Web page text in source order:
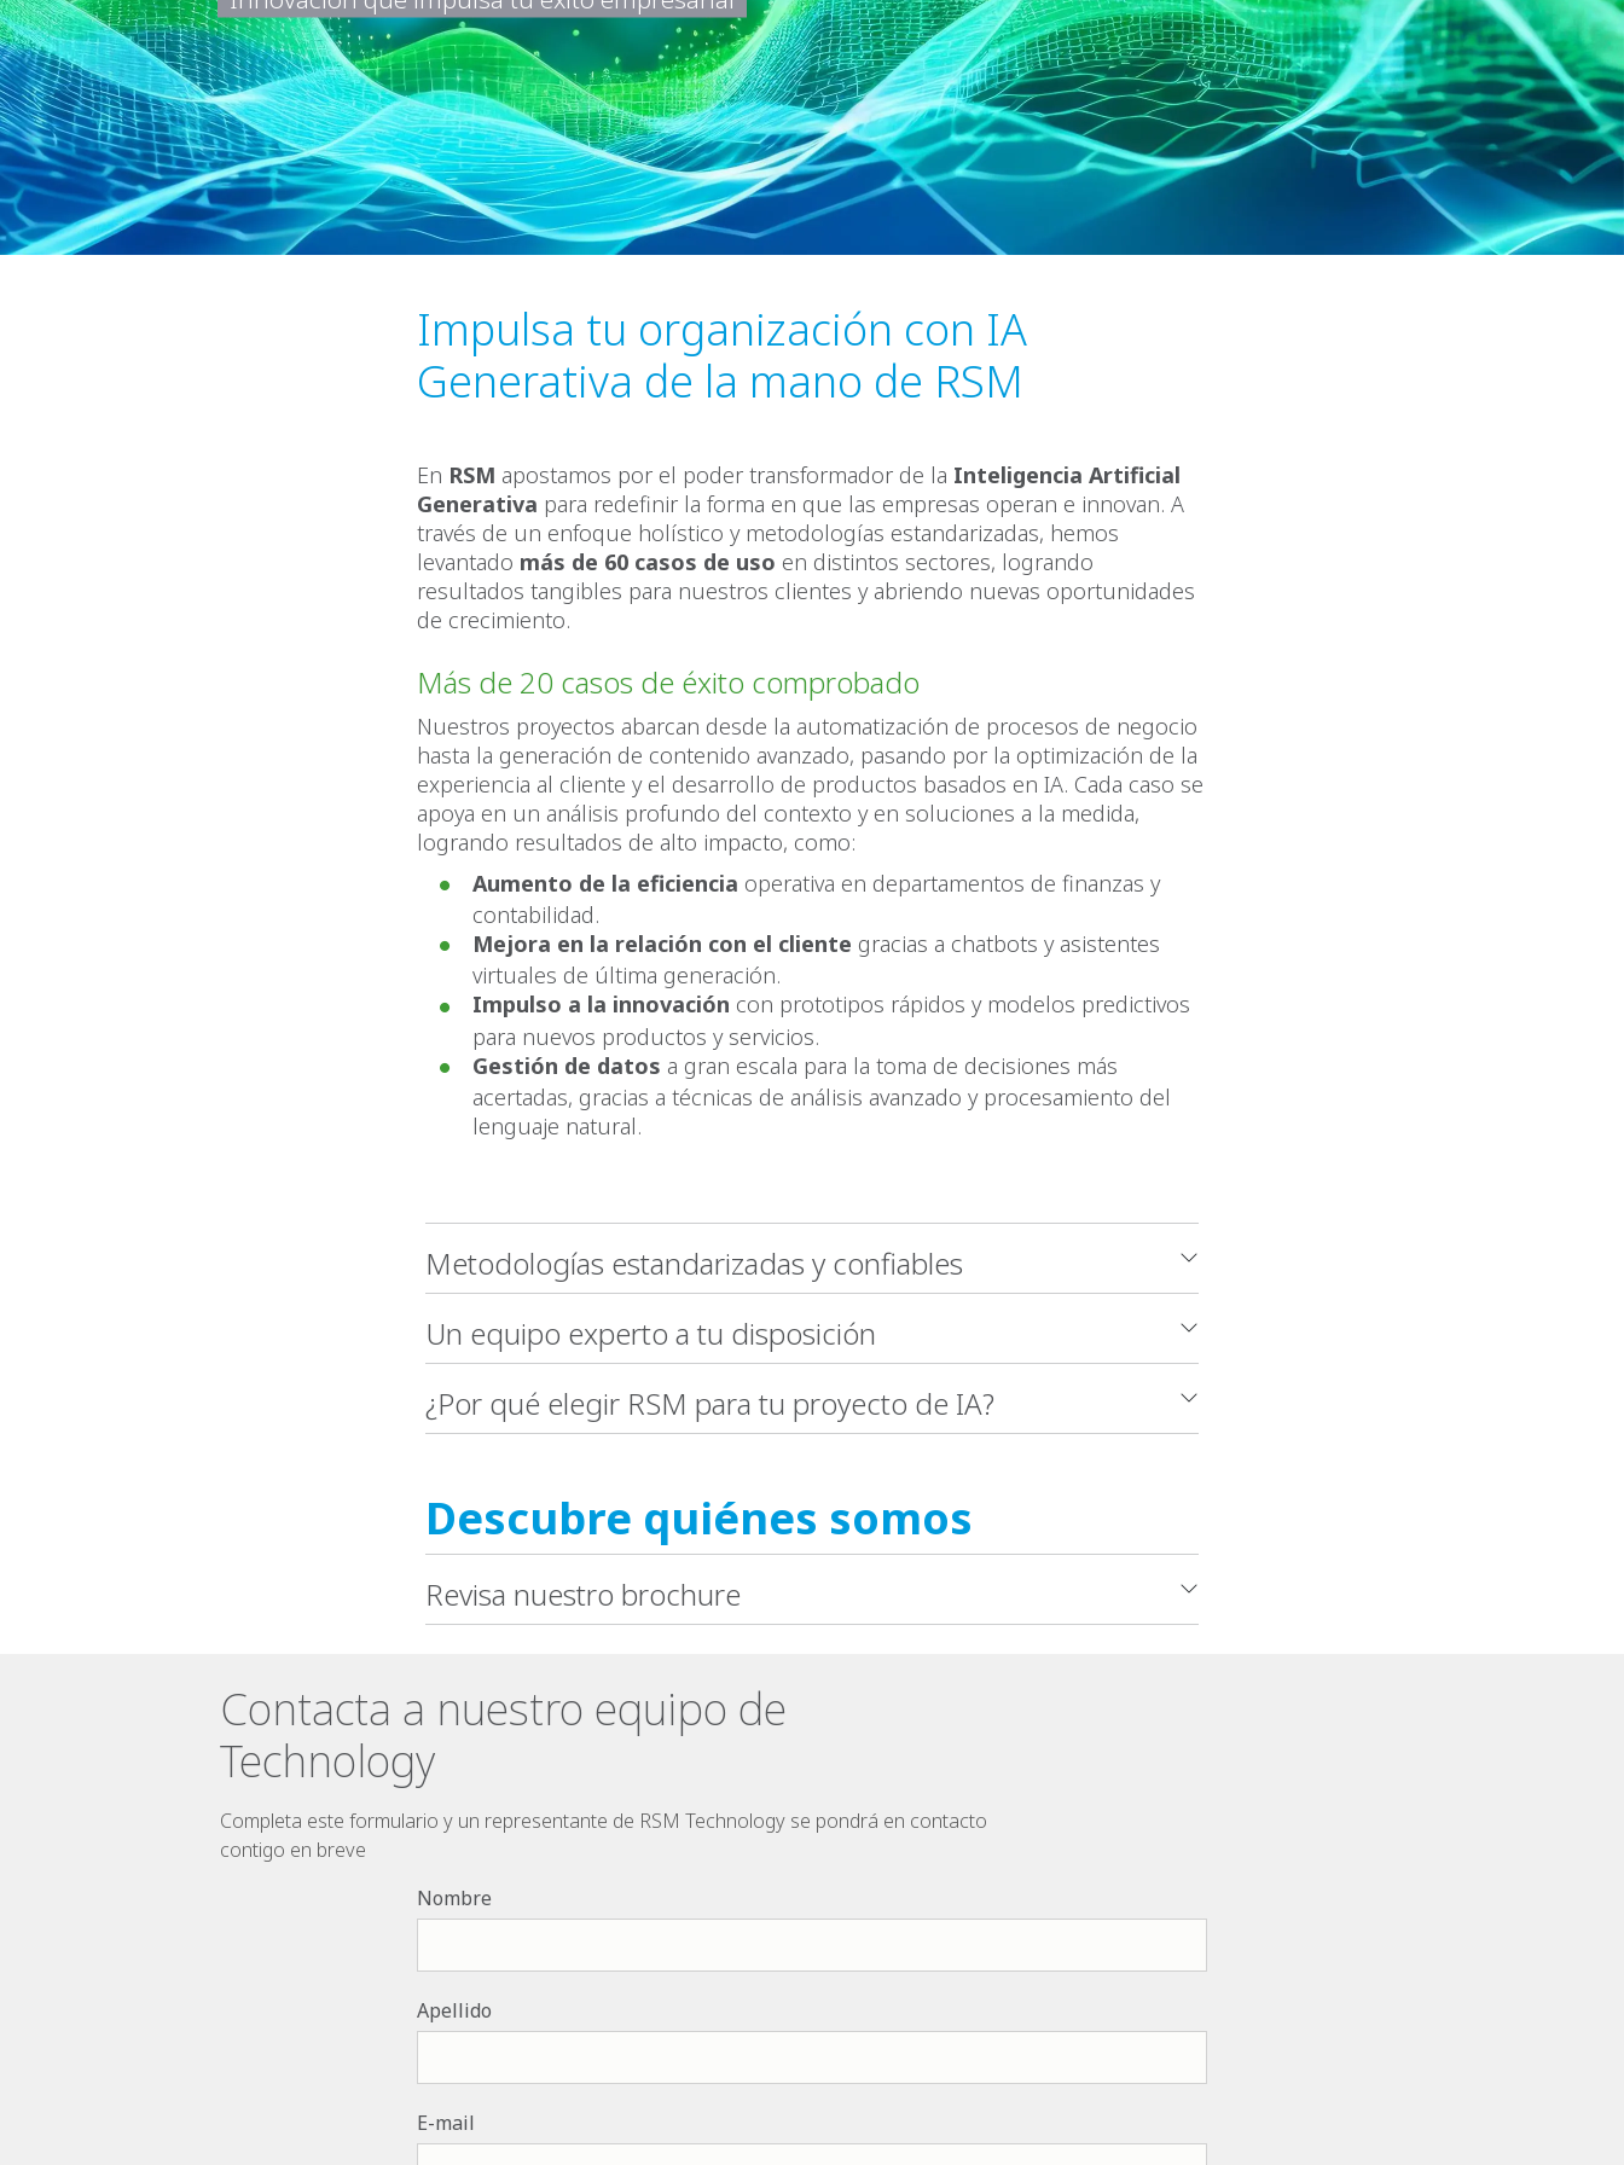
Impulsa tu organización con IA
Generativa de la mano de RSM
En RSM apostamos por el poder transformador de la Inteligencia Artificial
Generativa para redefinir la forma en que las empresas operan e innovan. A
través de un enfoque holístico y metodologías estandarizadas, hemos
levantado más de 60 casos de uso en distintos sectores, logrando
resultados tangibles para nuestros clientes y abriendo nuevas oportunidades
de crecimiento.
Más de 20 casos de éxito comprobado
Nuestros proyectos abarcan desde la automatización de procesos de negocio
hasta la generación de contenido avanzado, pasando por la optimización de la
experiencia al cliente y el desarrollo de productos basados en IA. Cada caso se
apoya en un análisis profundo del contexto y en soluciones a la medida,
logrando resultados de alto impacto, como:
Aumento de la eficiencia operativa en departamentos de finanzas y
contabilidad.
Mejora en la relación con el cliente gracias a chatbots y asistentes
virtuales de última generación.
Impulso a la innovación con prototipos rápidos y modelos predictivos
para nuevos productos y servicios.
Gestión de datos a gran escala para la toma de decisiones más
acertadas, gracias a técnicas de análisis avanzado y procesamiento del
lenguaje natural.
Metodologías estandarizadas y confiables
Un equipo experto a tu disposición
¿Por qué elegir RSM para tu proyecto de IA?
Descubre quiénes somos
Revisa nuestro brochure
Contacta a nuestro equipo de
Technology
Completa este formulario y un representante de RSM Technology se pondrá en contacto
contigo en breve
Nombre
Apellido
E-mail